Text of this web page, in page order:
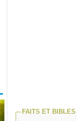
FAITS ET BIBLES